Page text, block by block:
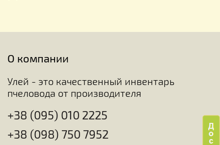
О компании
Улей - это качественный инвентарь
пчеловода от производителя
+38 (095) 010 2225
+38 (098) 750 7952